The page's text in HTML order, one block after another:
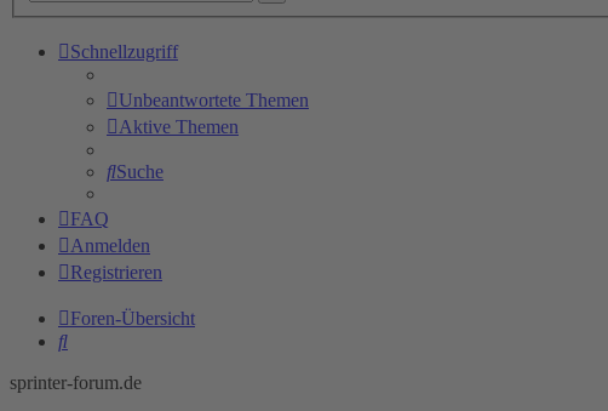
Schnellzugriff
Unbeantwortete Themen
Aktive Themen
Suche
FAQ
Anmelden
Registrieren
Foren-Übersicht
Suche
sprinter-forum.de